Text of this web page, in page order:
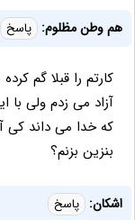
هم وطن مظلوم: پاسخ
کارتم را قبلا گم
آزاد می زدم ولی با
که خدا می داند کی
بنزین بزنم؟
اشکان: پاسخ